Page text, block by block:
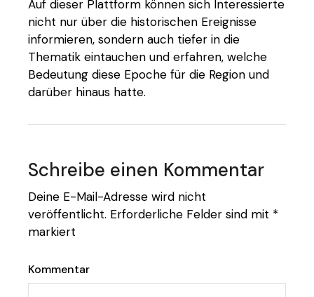
Auf dieser Plattform können sich Interessierte
nicht nur über die historischen Ereignisse
informieren, sondern auch tiefer in die
Thematik eintauchen und erfahren, welche
Bedeutung diese Epoche für die Region und
darüber hinaus hatte.
Schreibe einen Kommentar
Deine E-Mail-Adresse wird nicht
veröffentlicht. Erforderliche Felder sind mit *
markiert
Kommentar